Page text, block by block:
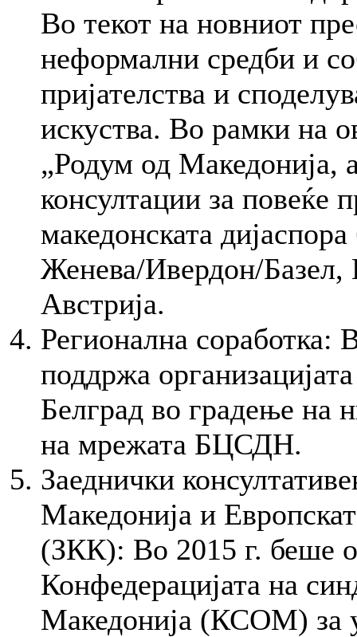
Во текот на новниот
неформални средби и
пријателства и
искуства. Во рамки на
„Родум од Македонија,
консултации за повеќе
македонската
Женева/Ивердон/Базел,
Австрија.
Регионална
поддржа
Белград во градење на
на мрежата БЦСДН.
Заеднички
Македонија и
(ЗКК): Во 2015 г. беше
Конфедерацијата на
Македонија (КСОМ) за